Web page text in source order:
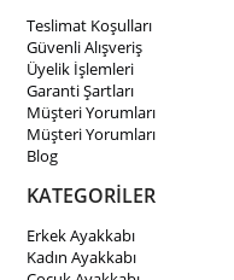
Teslimat Koşulları
Güvenli Alışveriş
Üyelik İşlemleri
Garanti Şartları
Müşteri Yorumları
Müşteri Yorumları
Blog
KATEGORİLER
Erkek Ayakkabı
Kadın Ayakkabı